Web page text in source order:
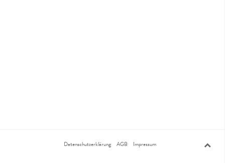
Datenschutzerklärung AGB Impressum